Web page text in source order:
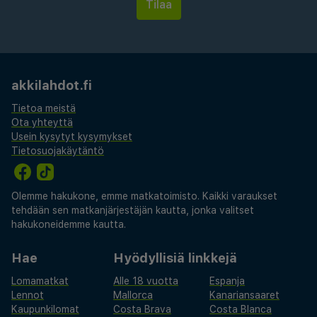
akkilahdot.fi
Tietoa meistä
Ota yhteyttä
Usein kysytyt kysymykset
Tietosuojakäytäntö
Olemme hakukone, emme matkatoimisto. Kaikki varaukset
tehdään sen matkanjärjestäjän kautta, jonka valitset
hakukoneidemme kautta.
Hae
Lomamatkat
Lennot
Kaupunkilomat
Hyödyllisiä linkkejä
Alle 18 vuotta
Espanja
Mallorca
Kanariansaaret
Costa Brava
Costa Blanca